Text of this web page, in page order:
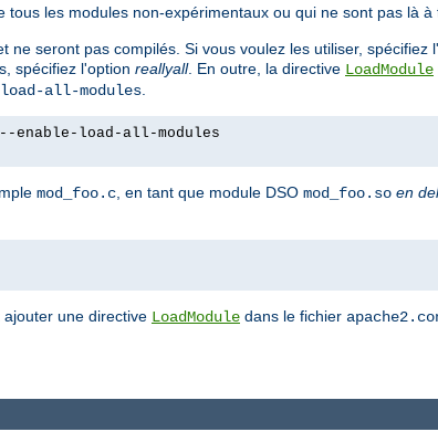
tous les modules non-expérimentaux ou qui ne sont pas là à
seront pas compilés. Si vous voulez les utiliser, spécifiez
spécifiez l'option reallyall. En outre, la directive LoadModule
all-modules
enable-load-all-modules
mod_foo.c , en tant que module DSO mod_foo.so en
une directive LoadModule dans le fichier